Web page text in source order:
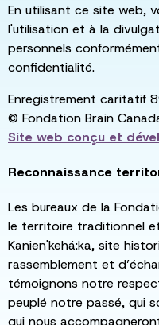
En utilisant ce site web,
l'utilisation et à la
personnels
confidentialité.
Enregistrement caritatif
© Fondation Brain
Site web conçu et
Reconnaissance
Les bureaux de la
le territoire traditionnel
Kanien'kehá:ka, site
rassemblement et
témoignons notre
peuplé notre passé, qui
qui nous